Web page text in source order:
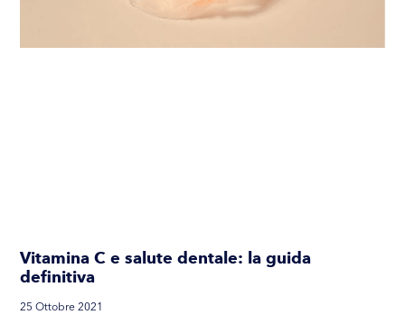
Vitamina C e salute dentale: la guida
definitiva
25 Ottobre 2021